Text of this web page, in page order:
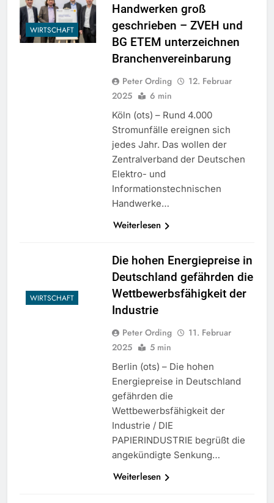
WIRTSCHAFT
Handwerken groß
geschrieben – ZVEH und
BG ETEM unterzeichnen
Branchenvereinbarung
Peter Ording
12. Februar
2025
6 min
Köln (ots) – Rund 4.000
Stromunfälle ereignen sich
jedes Jahr. Das wollen der
Zentralverband der Deutschen
Elektro- und
Informationstechnischen
Handwerke…
Weiterlesen
WIRTSCHAFT
Die hohen Energiepreise in
Deutschland gefährden die
Wettbewerbsfähigkeit der
Industrie
Peter Ording
11. Februar
2025
5 min
Berlin (ots) – Die hohen
Energiepreise in Deutschland
gefährden die
Wettbewerbsfähigkeit der
Industrie / DIE
PAPIERINDUSTRIE begrüßt die
angekündigte Senkung…
Weiterlesen